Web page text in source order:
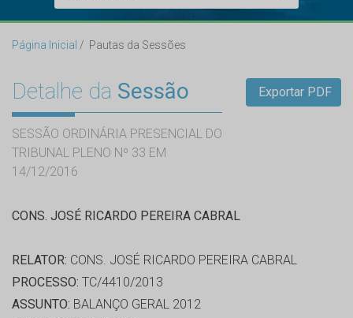
Página Inicial Pautas da Sessões
Detalhe da Sessão
SESSÃO ORDINÁRIA PRESENCIAL DO
TRIBUNAL PLENO Nº 33 EM
14/12/2016
Exportar PDF
CONS. JOSÉ RICARDO PEREIRA CABRAL
RELATOR: CONS. JOSÉ RICARDO PEREIRA CABRAL
PROCESSO: TC/4410/2013
ASSUNTO: BALANÇO GERAL 2012